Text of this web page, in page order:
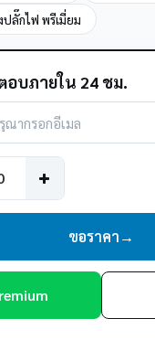
ลั๊กไฟ พรีเมี่ยม
อบภายใน 24 ชม.
ขอราคา→